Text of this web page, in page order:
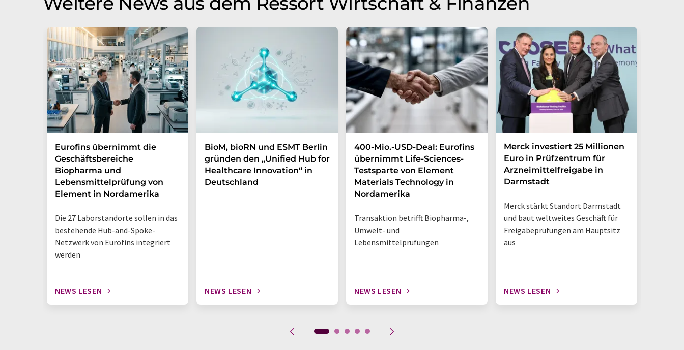
Eurofins übernimmt die
Geschäftsbereiche
Biopharma und
Lebensmittelprüfung von
Element in Nordamerika
Die 27 Laborstandorte sollen in das
bestehende Hub-and-Spoke-
Netzwerk von Eurofins integriert
werden
NEWS LESEN
BioM, bioRN und ESMT Berlin
gründen den „Unified Hub for
Healthcare Innovation“ in
Deutschland
NEWS LESEN
400-Mio.-USD-Deal: Eurofins
übernimmt Life-Sciences-
Testsparte von Element
Materials Technology in
Nordamerika
Transaktion betrifft Biopharma-,
Umwelt- und
Lebensmittelprüfungen
NEWS LESEN
Merck investiert 25 Millionen
Euro in Prüfzentrum für
Arzneimittelfreigabe in
Darmstadt
Merck stärkt Standort Darmstadt
und baut weltweites Geschäft für
Freigabeprüfungen am Hauptsitz
aus
NEWS LESEN